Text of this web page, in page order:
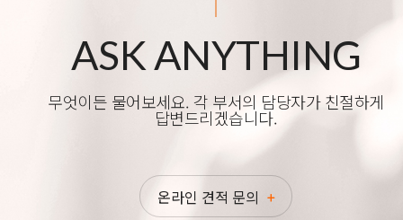
ASK ANYTHING
무엇이든 물어보세요. 각 부서의 담당자가 친절하게
답변드리겠습니다.
온라인 견적 문의